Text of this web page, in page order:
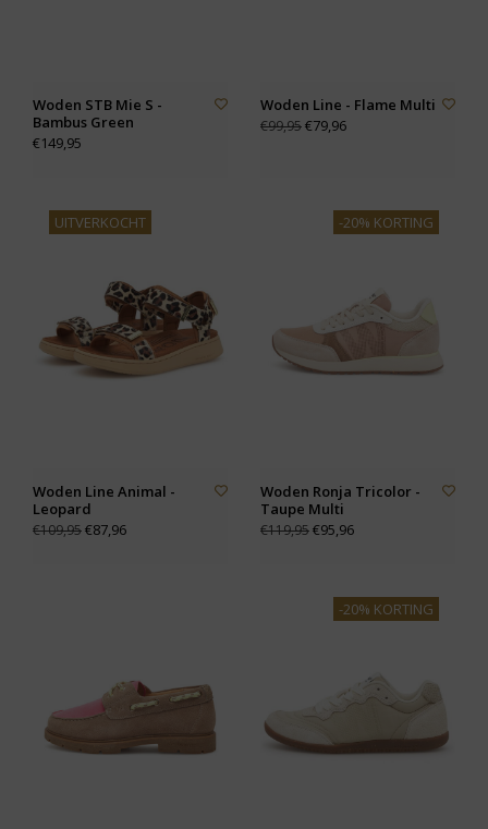
Woden STB Mie S -
Bambus Green
€149,95
Woden Line - Flame Multi
€99,95€79,96
UITVERKOCHT
Woden Line Animal -
Leopard
€109,95€87,96
-20% KORTING
Woden Ronja Tricolor -
Taupe Multi
€119,95€95,96
-20% KORTING